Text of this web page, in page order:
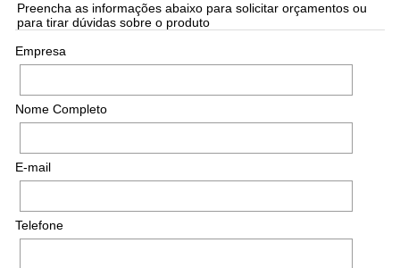
Preencha as informações abaixo para solicitar orçamentos ou
para tirar dúvidas sobre o produto
Empresa
Nome Completo
E-mail
Telefone